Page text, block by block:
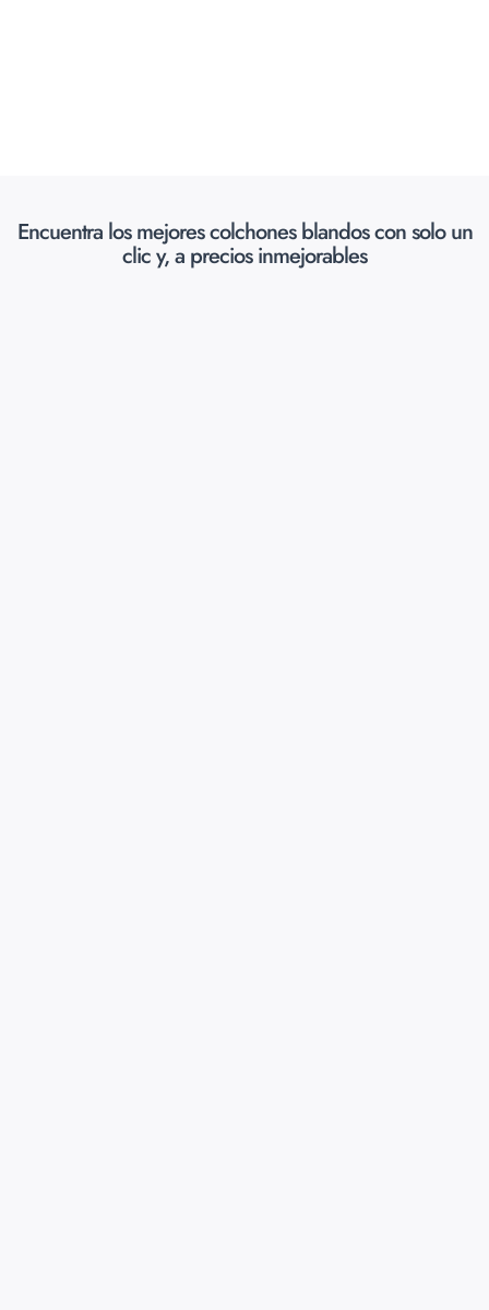
Encuentra los mejores colchones blandos con solo un
clic y, a precios inmejorables